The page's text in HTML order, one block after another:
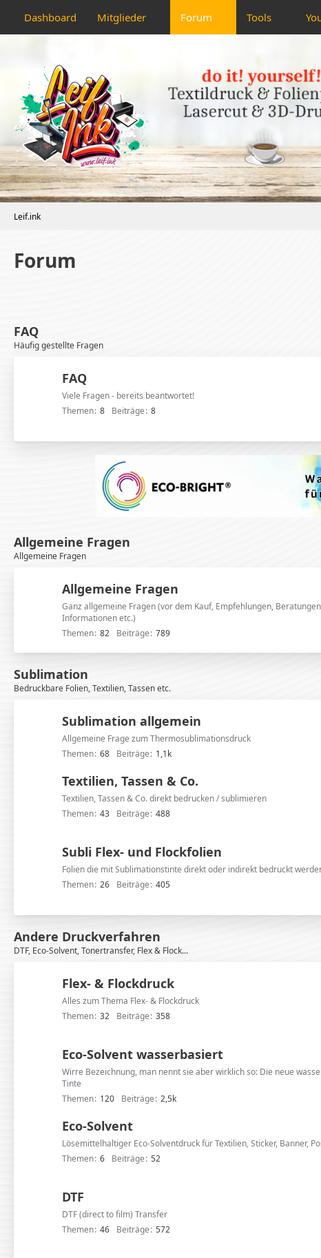
Dashboard Mitglieder Forum Tools
Leif.ink
Forum
FAQ
Häufig gestellte Fragen
FAQ
Viele Fragen - bereits beantwortet!
Themen 8 Beiträge 8
Allgemeine Fragen
Allgemeine Fragen
Allgemeine Fragen
Ganz allgemeine Fragen (vor dem Kauf, Empfehlungen,
Informationen etc.)
Themen 82 Beiträge 789
Sublimation
Bedruckbare Folien, Textilien, Tassen etc.
Sublimation allgemein
Allgemeine Frage zum Thermosublimationsdruck
Themen 68 Beiträge 1,1k
Textilien, Tassen & Co.
Textilien, Tassen & Co. direkt bedrucken / sublimieren
Themen 43 Beiträge 488
Subli Flex- und Flockfolien
Folien die mit Sublimationstinte direkt oder indirekt bedruckt
Themen 26 Beiträge 405
Andere Druckverfahren
DTF, Eco-Solvent, Tonertransfer, Flex & Flock...
Flex- & Flockdruck
Alles zum Thema Flex- & Flockdruck
Themen 32 Beiträge 358
Eco-Solvent wasserbasiert
Wirre Bezeichnung, man nennt sie aber wirklich so: Die neue
Tinte
Themen 120 Beiträge 2,5k
Eco-Solvent
Lösemittelhaltiger Eco-Solventdruck für Textilien, Sticker, Banner,
Themen 6 Beiträge 52
DTF
DTF (direct to film) Transfer
Themen 46 Beiträge 572